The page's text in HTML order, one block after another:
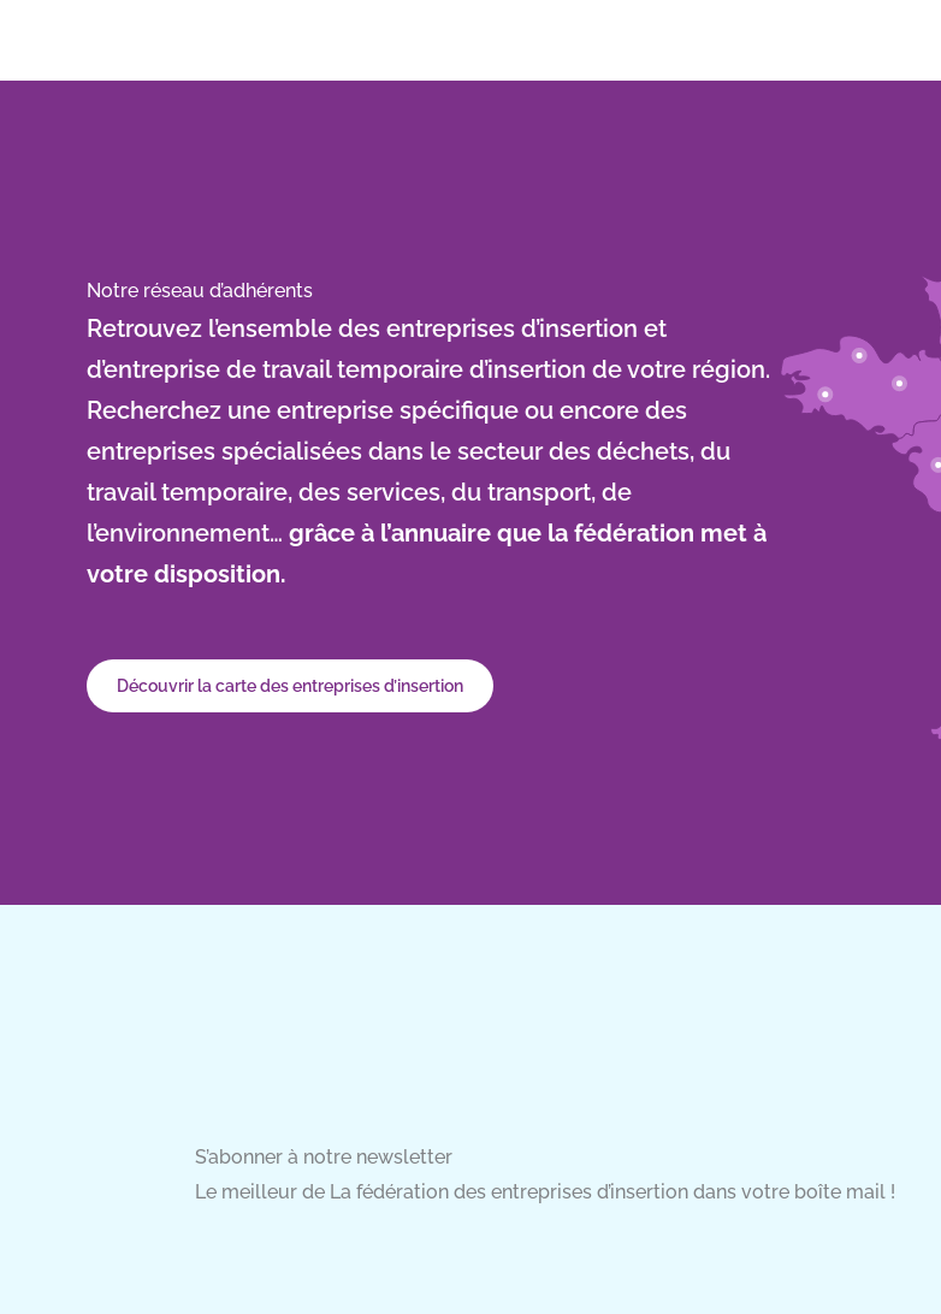
Notre réseau d’adhérents
Retrouvez l’ensemble des entreprises d’insertion et
d’entreprise de travail temporaire d’insertion de votre région.
Recherchez une entreprise spécifique ou encore des
entreprises spécialisées dans le secteur des déchets, du
travail temporaire, des services, du transport, de
l’environnement… grâce à l’annuaire que la fédération met à
votre disposition.
Découvrir la carte des entreprises d’insertion
S’abonner à notre newsletter
Le meilleur de La fédération des entreprises d’insertion dans votre boîte mail !